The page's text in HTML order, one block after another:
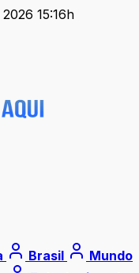
15:16h
Brasil
Mundo